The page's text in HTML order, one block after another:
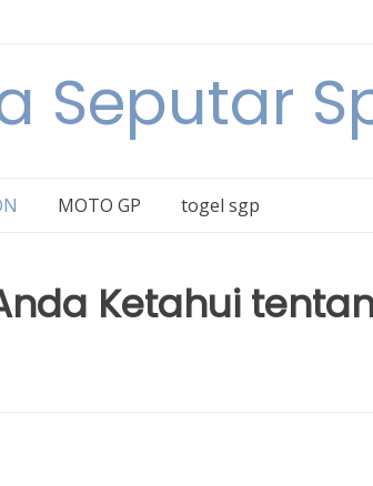
Seputar
MOTO GP togel sgp
Ketahui